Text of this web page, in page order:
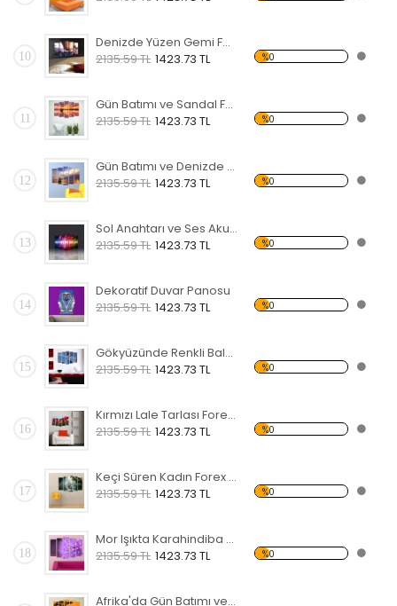
10
Denizde Yüzen Gemi Forex Tablo
2135.59 TL 1423.73 TL %0
11
Gün Batımı ve Sandal Forex Tablo
2135.59 TL 1423.73 TL %0
12
Gün Batımı ve Denizde Yelkenli Forex Tablo
2135.59 TL 1423.73 TL %0
13
Sol Anahtarı ve Ses Akustik Frekansı Forex Tablo
2135.59 TL 1423.73 TL %0
14
Dekoratif Duvar Panosu
2135.59 TL 1423.73 TL %0
15
Gökyüzünde Renkli Balonlar Forex Tablo
2135.59 TL 1423.73 TL %0
16
Kırmızı Lale Tarlası Forex Tablo
2135.59 TL 1423.73 TL %0
17
Keçi Süren Kadın Forex Tablo
2135.59 TL 1423.73 TL %0
18
Mor Işıkta Karahindiba Çiçeği Forex Tablo
2135.59 TL 1423.73 TL %0
Afrika'da Gün Batımı ve Fil Sürüsü Forex Tablo